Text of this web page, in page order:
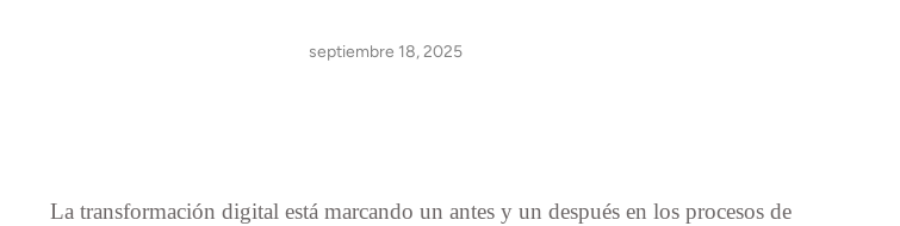
septiembre 18, 2025
La transformación digital está marcando un antes y un después en los procesos de